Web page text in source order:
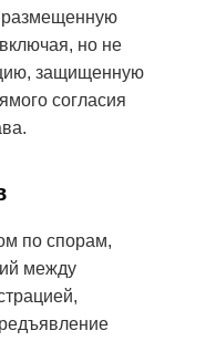
но не
защищенную
согласия
по спорам,
между